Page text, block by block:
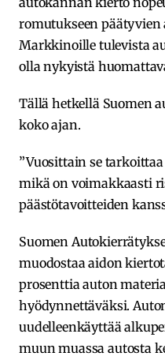
romutukseen päätyvien
Markkinoille tulevista
olla nykyistä
Tällä hetkellä Suomen
koko ajan.
”Vuosittain se
mikä on voimakkaasti
päästötavoitteiden
Suomen
muodostaa aidon
prosenttia auton
hyödynnettäväksi.
uudelleenkäyttää
muun muassa autosta